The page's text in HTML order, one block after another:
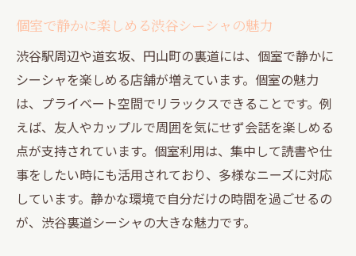
個室で静かに楽しめる渋谷シーシャの魅力
渋谷駅周辺や道玄坂、円山町の裏道には、個室で静かに
シーシャを楽しめる店舗が増えています。個室の魅力
は、プライベート空間でリラックスできることです。例
えば、友人やカップルで周囲を気にせず会話を楽しめる
点が支持されています。個室利用は、集中して読書や仕
事をしたい時にも活用されており、多様なニーズに対応
しています。静かな環境で自分だけの時間を過ごせるの
が、渋谷裏道シーシャの大きな魅力です。